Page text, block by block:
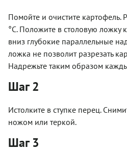
Помойте и очистите картофель.
°C. Положите в столовую ложку
вниз глубокие параллельные
ложка не позволит разрезать
Надрежьте таким образом
Шаг 2
Истолките в ступке перец.
ножом или теркой.
Шаг 3